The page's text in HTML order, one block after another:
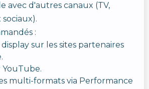
avec d'autres canaux (TV,
sociaux).
:
sur les sites partenaires
YouTube.
multi-formats via Performance